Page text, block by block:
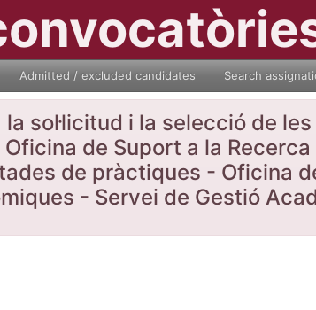
Admitted / excluded candidates Search
sol·licitud i la selecció de
de Suport a la Recerca
de pràctiques - Oficina
- Servei de Gestió